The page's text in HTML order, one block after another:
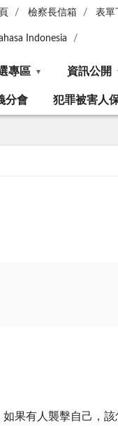
檢察長信箱 表單
Indonesia
專區 資訊公開
分會 犯罪被害人
果有人襲擊自己，該